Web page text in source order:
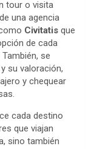
tour o visita
una agencia
Civitatis que
de cada
se
su valoración,
y chequear
cada destino
que viajan
sino también